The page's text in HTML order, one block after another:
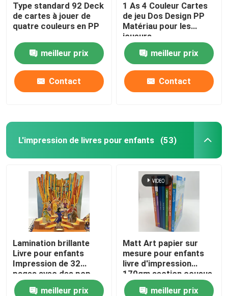
Type standard 92 Deck
de cartes à jouer de
quatre couleurs en PP
meilleur prix
Contact
1 As 4 Couleur Cartes
de jeu Dos Design PP
Matériau pour les
joueurs
meilleur prix
Contact
L'impression de livres pour enfants (53)
Lamination brillante
Livre pour enfants
Impression de 32
pages avec des pop-
ups en taille 8.5x11
meilleur prix
Matt Art papier sur
mesure pour enfants
livre d'impression
170gm section cousue
boîtier
meilleur prix